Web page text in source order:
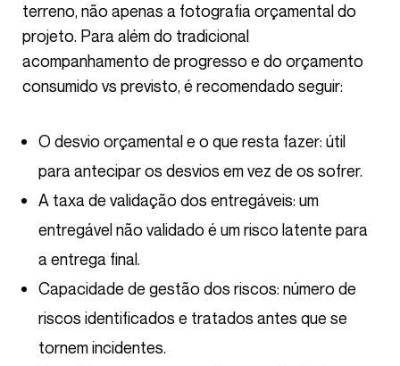
terreno, não apenas a fotografia orçamental do
projeto. Para além do tradicional
acompanhamento de progresso e do orçamento
consumido vs previsto, é recomendado seguir:
O desvio orçamental e o que resta fazer: útil
para antecipar os desvios em vez de os sofrer.
A taxa de validação dos entregáveis: um
entregável não validado é um risco latente para
a entrega final.
Capacidade de gestão dos riscos: número de
riscos identificados e tratados antes que se
tornem incidentes.